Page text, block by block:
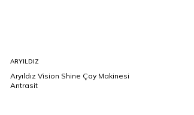
ARYILDIZ
Aryıldız Vision Shine Çay Makinesi
Antrasit